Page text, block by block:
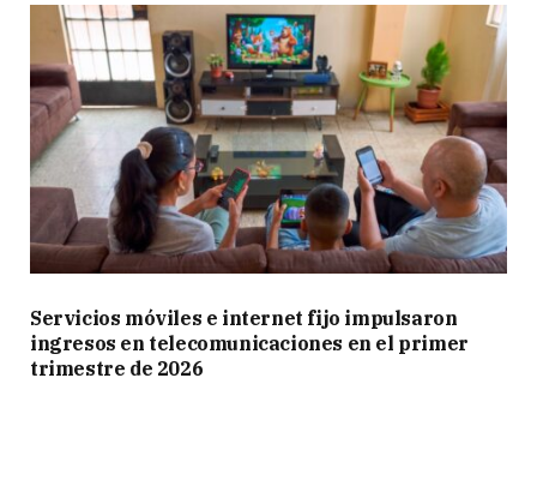
Servicios móviles e internet fijo impulsaron
ingresos en telecomunicaciones en el primer
trimestre de 2026